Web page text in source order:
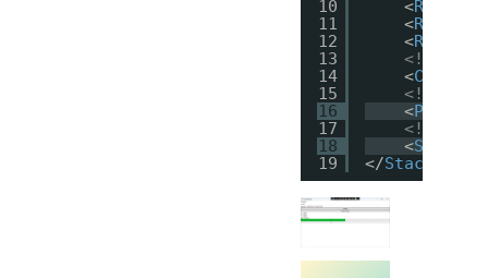
10
11
12
13
14
15
16
17
18
19
<
<
<
<!--체크
<
<!--프로
<
<!--슬라
<Slider
</StackPanel